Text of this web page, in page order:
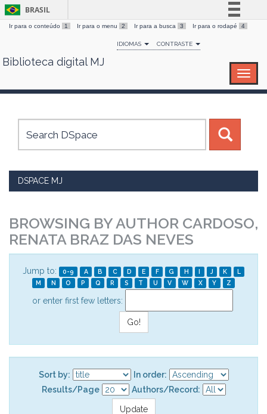
Skip
BRASIL
Simplifique!
Comunica BR
Canais
Ir para o conteúdo 1 Ir para o menu 2 Ir para a busca 3 Ir para o rodapé 4
IDIOMAS CONTRASTE
Biblioteca digital MJ
DSPACE MJ
BROWSING BY AUTHOR CARDOSO,
RENATA BRAZ DAS NEVES
Jump to: 0-9 A B C D E F G H I J K
L
M
N O P Q R S T U V W X Y Z
or enter first few letters:
Sort by:
In order:
Results/Page
Authors/Record: